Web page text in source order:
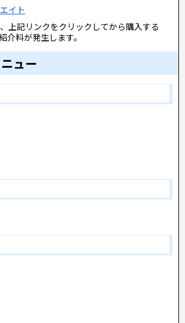
イト
上記リンクをクリックしてから購入する
介料が発生します。
ュー